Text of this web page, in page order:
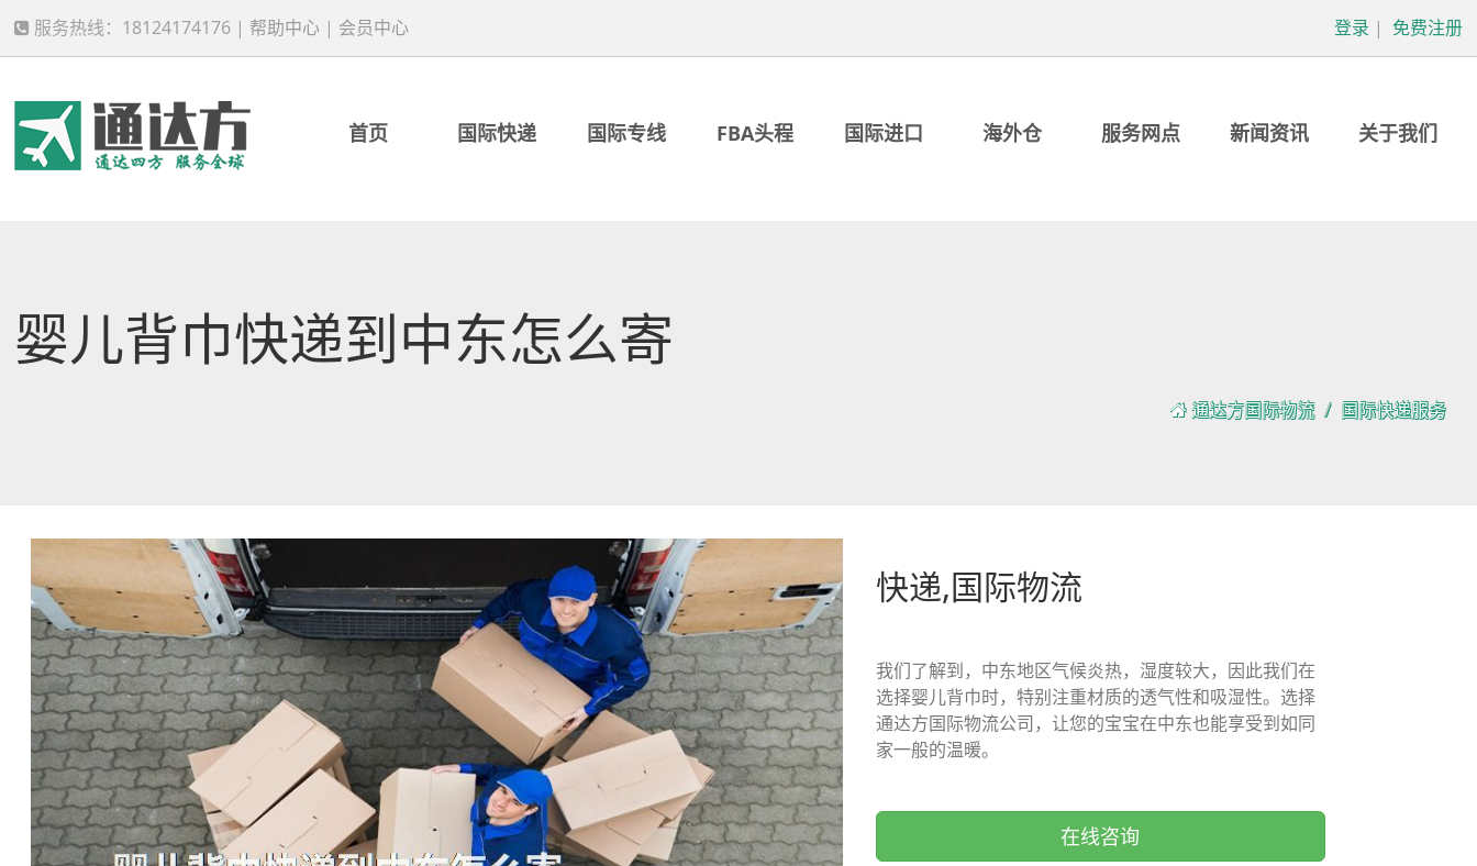
服务热线：18124174176 | 帮助中心 | 会员中心 登录 | 免费注册
首页 国际快递 国际专线 FBA头程 国际进口 海外仓 服务网点 新闻资讯 关于我们
婴儿背巾快递到中东怎么寄
通达方国际物流 国际快递服务
快递,国际物流
我们了解到，中东地区气候炎热，湿度较大，因此我们在
选择婴儿背巾时，特别注重材质的透气性和吸湿性。选择
通达方国际物流公司，让您的宝宝在中东也能享受到如同
家一般的温暖。
在线咨询